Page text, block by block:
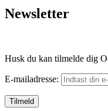
Newsletter
Husk du kan tilmelde dig
E-mailadresse: